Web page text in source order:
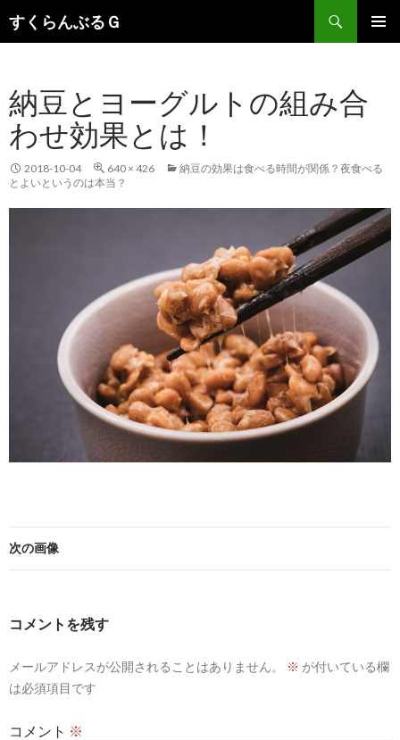
すくらんぶるＧ
索
コ
ン
ツ
へ
移
動
納豆とヨーグルトの組み合
わせ効果とは！
2018-10-04 640 × 426
納豆の効果は食べる時間が関係？夜食べる
とよいというのは本当？
次の画像
コメントを残す
メールアドレスが公開されることはありません。 ※ が付いている欄
は必須項目です
コメント ※